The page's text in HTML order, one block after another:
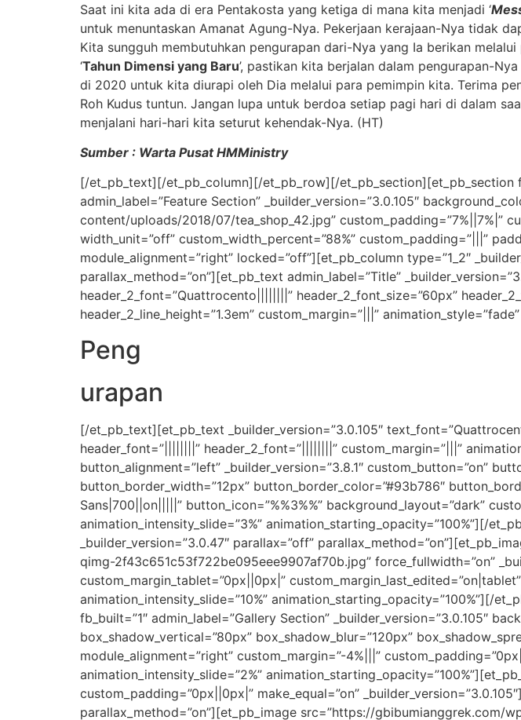
Saat ini kita ada di era Pentakosta yang ketiga di mana kita menjadi ‘
untuk menuntaskan Amanat Agung-Nya. Pekerjaan kerajaan-Nya tidak
Kita sungguh membutuhkan pengurapan dari-Nya yang Ia berikan
‘Tahun Dimensi yang Baru’, pastikan kita berjalan dalam pengurapan-
di 2020 untuk kita diurapi oleh Dia melalui para pemimpin kita. Terima
Roh Kudus tuntun. Jangan lupa untuk berdoa setiap pagi hari di dalam
menjalani hari-hari kita seturut kehendak-Nya. (HT)
Sumber : Warta Pusat HMMinistry
[/et_pb_text][/et_pb_column][/et_pb_row][/et_pb_section][et_pb_section
admin_label=”Feature Section” _builder_version=”3.0.105″
content/uploads/2018/07/tea_shop_42.jpg” custom_padding=”7%||7%|”
width_unit=”off” custom_width_percent=”88%” custom_padding=”|||”
module_alignment=”right” locked=”off”][et_pb_column type=”1_2″
parallax_method=”on”][et_pb_text admin_label=”Title”
header_2_font=”Quattrocento||||||||” header_2_font_size=”60px”
header_2_line_height=”1.3em” custom_margin=”|||”
Peng
urapan
[/et_pb_text][et_pb_text _builder_version=”3.0.105″
header_font=”||||||||” header_2_font=”||||||||” custom_margin=”|||”
button_alignment=”left” _builder_version=”3.8.1″ custom_button=”on”
button_border_width=”12px” button_border_color=”#93b786″
Sans|700||on|||||” button_icon=”%%3%%” background_layout=”dark”
animation_intensity_slide=”3%” animation_starting_opacity=”100%”][/
_builder_version=”3.0.47″ parallax=”off”
qimg-2f43c651c53f722be095eee9907af70b.jpg” force_fullwidth=”on”
custom_margin_tablet=”0px||0px|”
animation_intensity_slide=”10%” animation_starting_opacity=”100%”][/
fb_built=”1″ admin_label=”Gallery Section” _builder_version=”3.0.105″
box_shadow_vertical=”80px” box_shadow_blur=”120px”
module_alignment=”right” custom_margin=”-4%|||”
animation_intensity_slide=”2%”
custom_padding=”0px||0px|” make_equal=”on”
parallax_method=”on”][et_pb_image src=”https://